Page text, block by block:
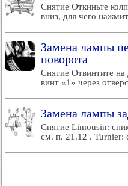
Снятие Откиньте
вниз, для чего
Замена лампы
поворота
Снятие Отвинтите на
винт «1» через
Замена лампы
Снятие Limousin:
см. п. 21.12 . Turnier: